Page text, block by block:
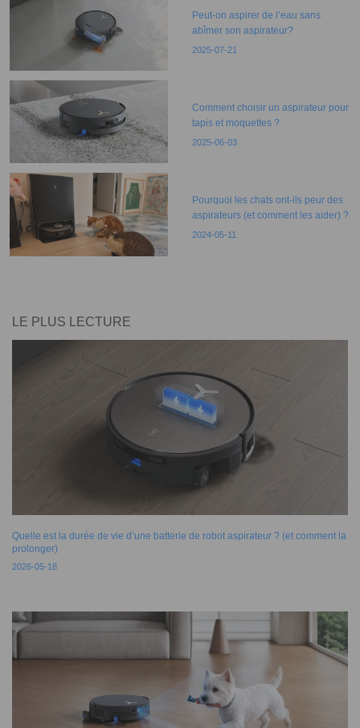
Peut-on aspirer de l’eau sans
abîmer son aspirateur?
2025-07-21
Comment choisir un aspirateur pour
tapis et moquettes ?
2025-06-03
Pourquoi les chats ont-ils peur des
aspirateurs (et comment les aider) ?
2024-05-11
LE PLUS LECTURE
Quelle est la durée de vie d’une batterie de robot aspirateur ? (et comment la
prolonger)
2026-05-18